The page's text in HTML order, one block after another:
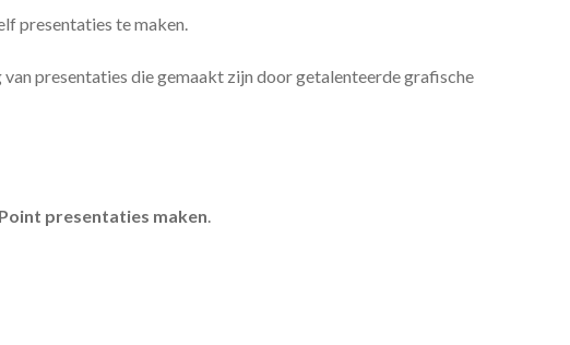
presentaties te maken.
presentaties die gemaakt zijn door getalenteerde grafische
presentaties maken.